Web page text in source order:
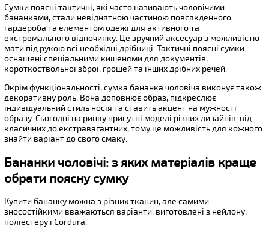
Сумки поясні тактичні, які часто називають чоловічими
бананками, стали невіднятною частиною повсякденного
гардероба та елементом одежі для активного та
екстремального відпочинку. Це зручний аксесуар з можливістю
мати під рукою всі необхідні дрібниці. Тактичні поясні сумки
оснащені спеціальними кишенями для документів,
короткоствольної зброї, грошей та інших дрібних речей.
Окрім функціональності, сумка бананка чоловіча виконує також
декоративну роль. Вона доповнює образ, підкреслює
індивідуальний стиль носія та ставить акцент на мужності
образу. Сьогодні на ринку присутні моделі різних дизайнів: від
класичних до екстравагантних, тому це можливість для кожного
знайти варіант до свого смаку.
Бананки чоловічі: з яких матеріалів краще
обрати поясну сумку
Купити бананку можна з різних тканин, але самими
зносостійкими вважаються варіанти, виготовлені з нейлону,
поліестеру і Cordura.